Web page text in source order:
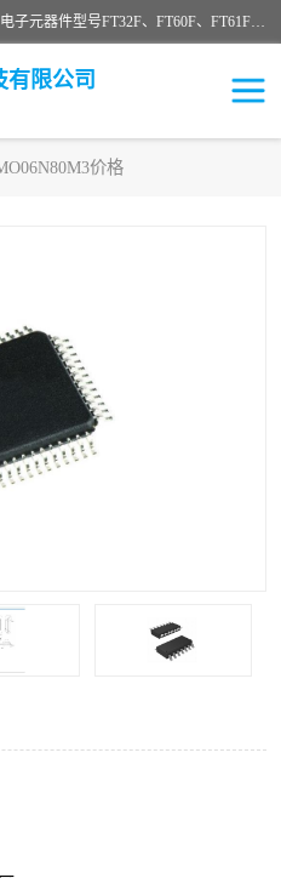
深圳悟芯电子科技有限公司目前主营的电子元器件型号FT32F、FT60F、FT61F、FT62F、FT64F、FT61FC、MCU EEPROM MOS LDO 稳压管 触摸IC DC-DC AC-DC 协议IC等，广泛应用于LED射灯、LED日光灯、等诸多领域。
有限公司
价格
FT32F
FT61F
FT64F